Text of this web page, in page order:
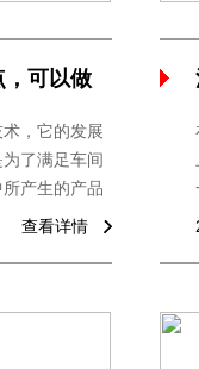
，可以做
，它的发展
了满足车间
产生的产品
品质量而产
查看详情